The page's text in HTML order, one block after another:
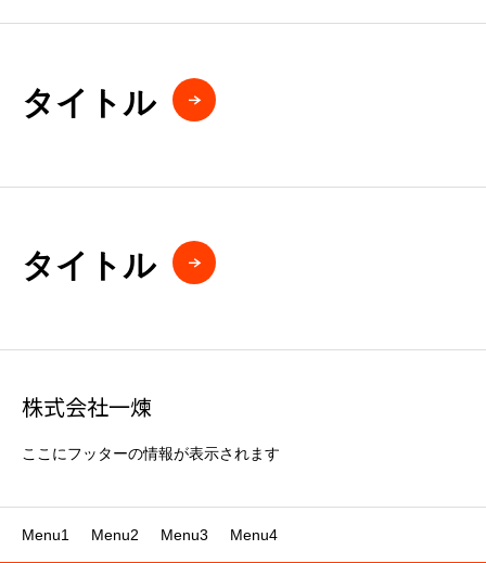
タイトル
タイトル
株式会社一煉
ここにフッターの情報が表示されます
Menu1 Menu2 Menu3 Menu4